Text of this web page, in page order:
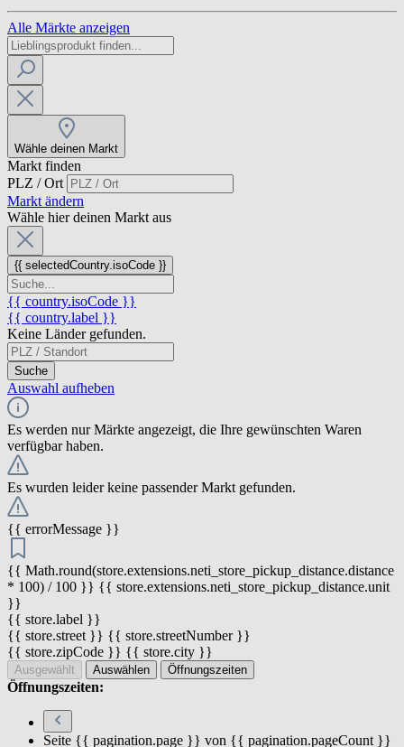
Alle Märkte anzeigen
Wähle deinen Markt
Markt finden
PLZ / Ort
Markt ändern
Wähle hier deinen Markt aus
{{ selectedCountry.isoCode }}
{{ country.isoCode }}
{{ country.label }}
Keine Länder gefunden.
Suche
Auswahl aufheben
Es werden nur Märkte angezeigt, die Ihre gewünschten Waren
verfügbar haben.
Es wurden leider keine passender Markt gefunden.
{{ errorMessage }}
{{ Math.round(store.extensions.neti_store_pickup_distance.distance
* 100) / 100 }} {{ store.extensions.neti_store_pickup_distance.unit
}}
{{ store.label }}
{{ store.street }} {{ store.streetNumber }}
{{ store.zipCode }} {{ store.city }}
Ausgewählt Auswählen Öffnungszeiten
Öffnungszeiten:
Seite {{ pagination.page }} von {{ pagination.pageCount }}